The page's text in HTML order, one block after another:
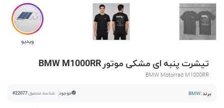
ویدیو
تیشرت پنبه ای مشکی موتور BMW M1000RR
BMW Motorrad M1000RR
برند :BMW موجود شناسه محصول:#22077